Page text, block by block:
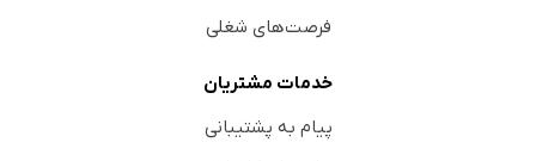
فرصت‌های شغلی
خدمات مشتریان
پیام به پشتیبانی